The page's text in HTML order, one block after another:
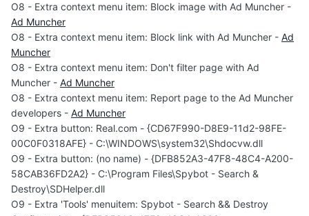
O8 - Extra context menu item: Block image with Ad Muncher -
Ad Muncher
O8 - Extra context menu item: Block link with Ad Muncher - Ad
Muncher
O8 - Extra context menu item: Don't filter page with Ad
Muncher - Ad Muncher
O8 - Extra context menu item: Report page to the Ad Muncher
developers - Ad Muncher
O9 - Extra button: Real.com - {CD67F990-D8E9-11d2-98FE-
00C0F0318AFE} - C:\WINDOWS\system32\Shdocvw.dll
O9 - Extra button: (no name) - {DFB852A3-47F8-48C4-A200-
58CAB36FD2A2} - C:\Program Files\Spybot - Search &
Destroy\SDHelper.dll
O9 - Extra 'Tools' menuitem: Spybot - Search && Destroy